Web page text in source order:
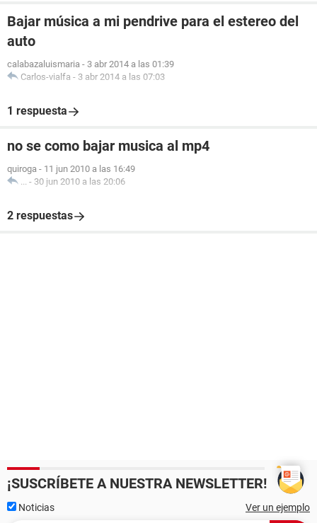
Bajar música a mi pendrive para el estereo del
auto
calabazaluismaria - 3 abr 2014 a las 01:39
Carlos-vialfa - 3 abr 2014 a las 07:03
1 respuesta
no se como bajar musica al mp4
quiroga - 11 jun 2010 a las 16:49
... - 30 jun 2010 a las 20:06
2 respuestas
¡SUSCRÍBETE A NUESTRA NEWSLETTER!
Noticias Ver un ejemplo